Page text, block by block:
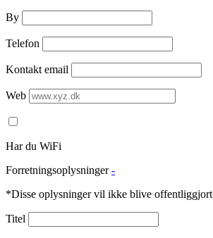
By
Telefon
Kontakt email
Web
Har du WiFi
Forretningsoplysninger -
*Disse oplysninger vil ikke blive offentliggjort
Titel